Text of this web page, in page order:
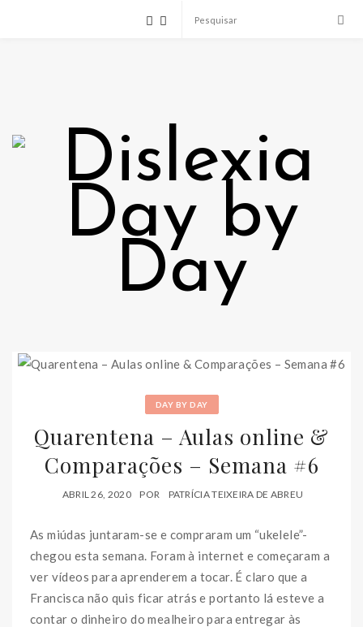
DAY BY DAY
Quarentena – Aulas online &
Comparações – Semana #6
ABRIL 26, 2020 POR PATRÍCIA TEIXEIRA DE ABREU
As miúdas juntaram-se e compraram um “ukelele”-
chegou esta semana. Foram à internet e começaram a
ver vídeos para aprenderem a tocar. É claro que a
Francisca não quis ficar atrás e portanto lá esteve a
contar o dinheiro do mealheiro para entregar às